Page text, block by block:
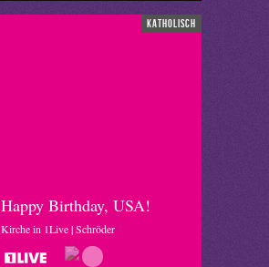
katholisch
Happy Birthday, USA!
Kirche in 1Live | Schröder